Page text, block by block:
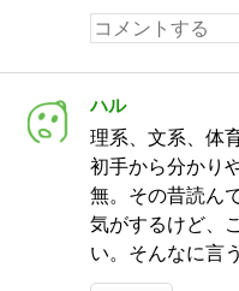
ハル
理系、文系、体
初手から分かり
無。その昔読ん
気がするけど、
い。そんなに言